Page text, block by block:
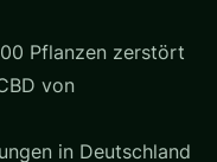
Pflanzen zerstört
von
in Deutschland